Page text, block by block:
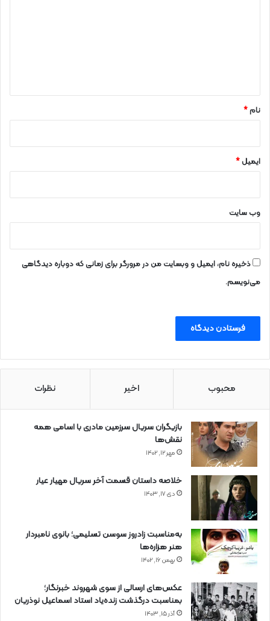
نام*
ایمیل*
وب‌ سایت
ذخیره نام، ایمیل و وبسایت من در مرورگر برای زمانی که دوباره دیدگاهی
می‌نویسم.
محبوب اخیر نظرات
بازیگران سریال سرزمین مادری با اسامی همه
نقش‌ها
مهر ۱۲, ۱۴۰۲
خلاصه داستان قسمت آخر سریال مهیار عیار
دی ۱۷, ۱۴۰۳
به‌مناسبت زادروز سوسن تسلیمی؛ بانوی نامبردار
هنر هزاره‌ها
بهمن ۱۶, ۱۴۰۲
عکس‌های ارسالی از سوی شهروند خبرنگار؛
بمناسبت درگذشت زنده‌یاد استاد اسماعیل نوذریان
آذر ۱۵, ۱۴۰۳